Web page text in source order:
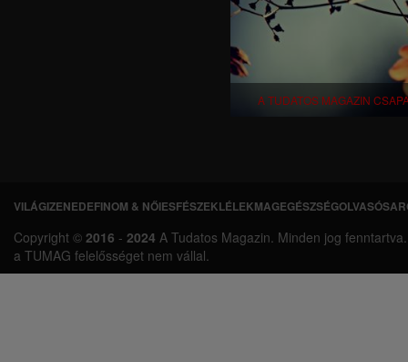
A TUDATOS MAGAZIN
L
á
VILÁGIZENEDEFINOM & NŐIESFÉSZEKLÉLEKMAGEGÉSZSÉG
Copyright © 2016 - 2024 A Tudatos Magazin. Minden jog
a TUMAG felelősséget nem vállal.